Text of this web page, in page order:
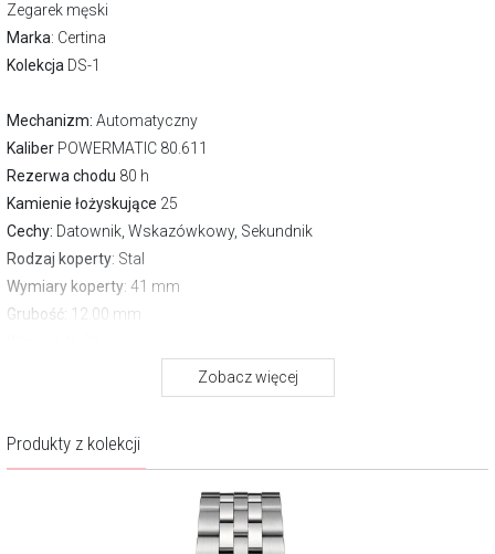
Zegarek męski
Marka: Certina
Kolekcja DS-1
Mechanizm: Automatyczny
Kaliber POWERMATIC 80.611
Rezerwa chodu 80 h
Kamienie łożyskujące 25
Cechy: Datownik, Wskazówkowy, Sekundnik
Rodzaj koperty: Stal
Wymiary koperty: 41 mm
Grubość: 12.00 mm
: Szafirowe antyrefleksyjne
ZapięcieMotylkowe
2 lata
Zobacz więcej
Produkty z kolekcji